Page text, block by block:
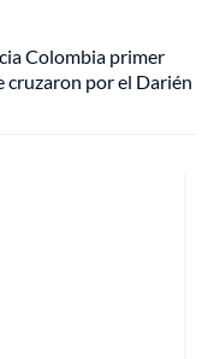
Colombia primer
cruzaron por el Darién